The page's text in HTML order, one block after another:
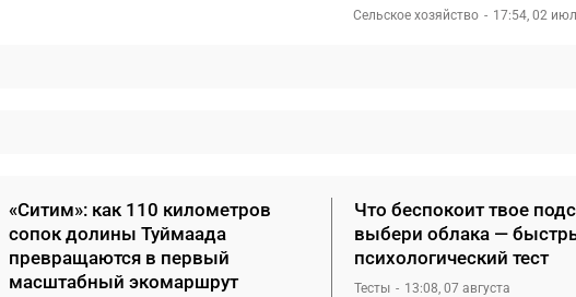
Сельское хозяйство 17:54, 02
«Ситим»: как 110 километров
сопок долины Туймаада
превращаются в первый
масштабный экомаршрут
Что беспокоит твое
выбери облака —
психологический тест
Тесты 13:08, 07 августа